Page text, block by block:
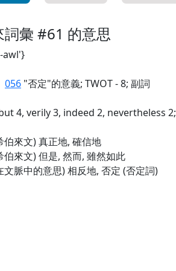
詞彙 #61 的意思
awl'}
056 "否定"的意義; TWOT - 8; 副詞
4, verily 3, indeed 2, nevertheless
伯來文) 真正地, 確信地
伯來文) 但是, 然而, 雖然如此
文脈中的意思) 相反地, 否定 (否定詞)